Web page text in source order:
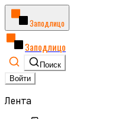
Заподлицо
Заподлицо
Поиск
Войти
Лента